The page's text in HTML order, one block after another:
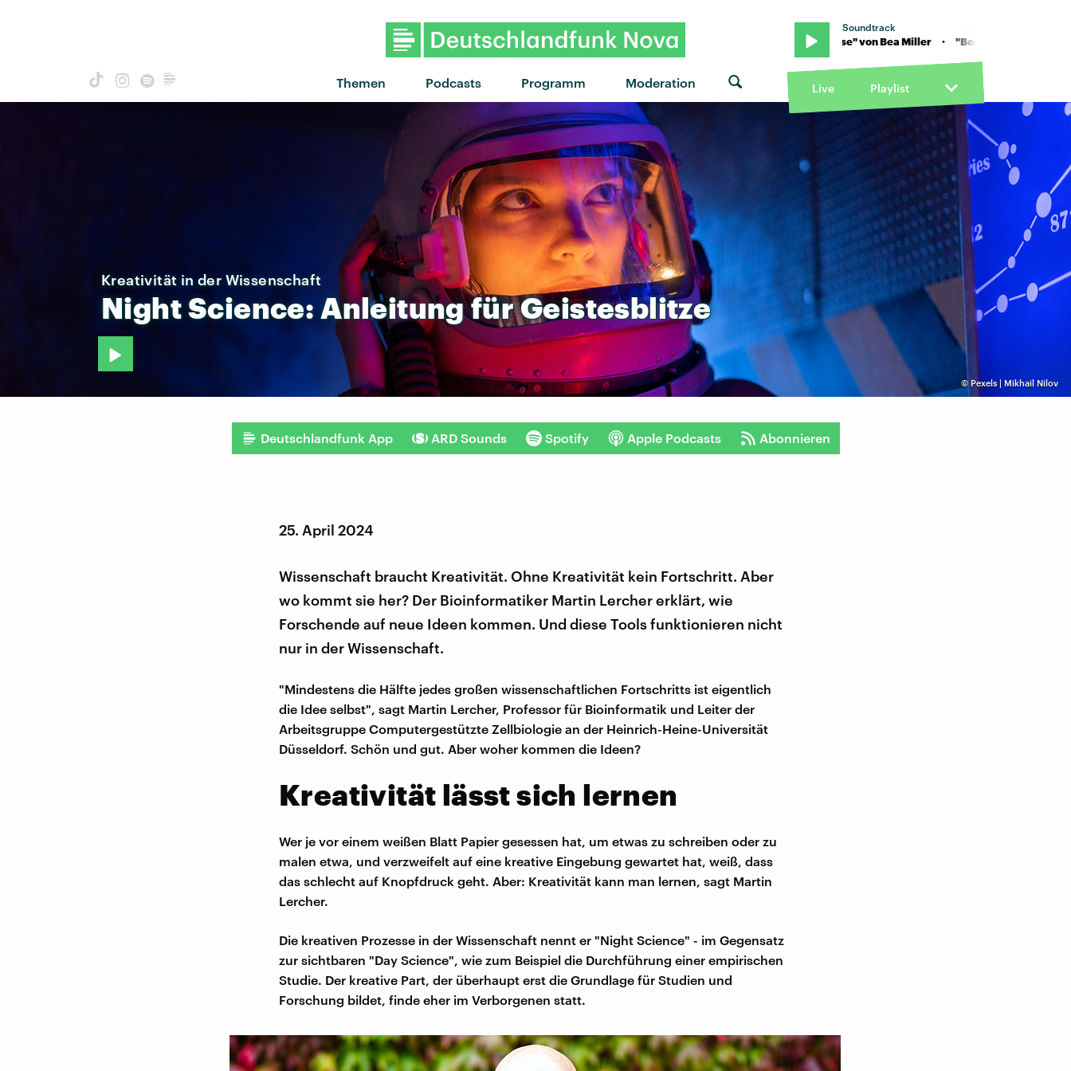
Themen Podcasts Programm Moderation
Soundtrack
"Born To Lose" von Bea Miller · "Born To Lose" von Bea Miller · "Born To Lose" von Bea Miller
Live Playlist
© Pexels | Mikhail Nilov
Kreativität in der Wissenschaft
NightScience: AnleitungfürGeistesblitze
Deutschlandfunk App ARD Sounds Spotify Apple Podcasts Abonnieren
25. April 2024
Wissenschaft braucht Kreativität. Ohne Kreativität kein Fortschritt. Aber
wo kommt sie her? Der Bioinformatiker Martin Lercher erklärt, wie
Forschende auf neue Ideen kommen. Und diese Tools funktionieren nicht
nur in der Wissenschaft.
"Mindestens die Hälfte jedes großen wissenschaftlichen Fortschritts ist eigentlich
die Idee selbst", sagt Martin Lercher, Professor für Bioinformatik und Leiter der
Arbeitsgruppe Computergestützte Zellbiologie an der Heinrich-Heine-Universität
Düsseldorf. Schön und gut. Aber woher kommen die Ideen?
Kreativität lässt sich lernen
Wer je vor einem weißen Blatt Papier gesessen hat, um etwas zu schreiben oder zu
malen etwa, und verzweifelt auf eine kreative Eingebung gewartet hat, weiß, dass
das schlecht auf Knopfdruck geht. Aber: Kreativität kann man lernen, sagt Martin
Lercher.
Die kreativen Prozesse in der Wissenschaft nennt er "Night Science" - im Gegensatz
zur sichtbaren "Day Science", wie zum Beispiel die Durchführung einer empirischen
Studie. Der kreative Part, der überhaupt erst die Grundlage für Studien und
Forschung bildet, finde eher im Verborgenen statt.